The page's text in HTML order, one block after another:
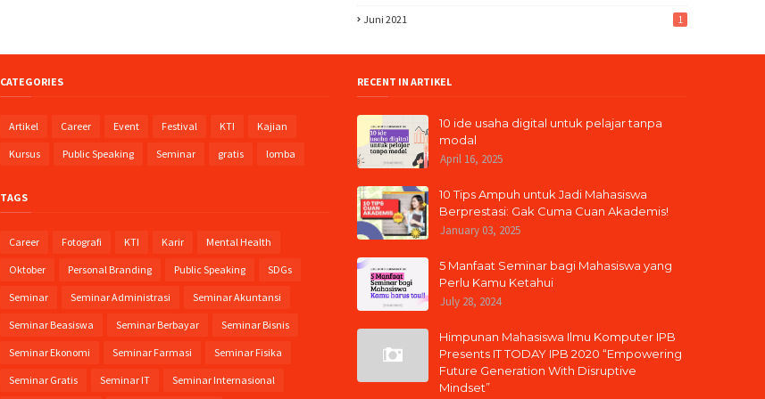
Juni 2021 1
CATEGORIES
Artikel Career Event Festival KTI Kajian
Kursus Public Speaking Seminar gratis lomba
TAGS
Career Fotografi KTI Karir Mental Health
Oktober Personal Branding Public Speaking SDGs
Seminar Seminar Administrasi Seminar Akuntansi
Seminar Beasiswa Seminar Berbayar Seminar Bisnis
Seminar Ekonomi Seminar Farmasi Seminar Fisika
Seminar Gratis Seminar IT Seminar Internasional
RECENT IN ARTIKEL
10 ide usaha digital untuk pelajar tanpa
modal
April 16, 2025
10 Tips Ampuh untuk Jadi Mahasiswa
Berprestasi: Gak Cuma Cuan Akademis!
January 03, 2025
5 Manfaat Seminar bagi Mahasiswa yang
Perlu Kamu Ketahui
July 28, 2024
Himpunan Mahasiswa Ilmu Komputer IPB
Presents IT TODAY IPB 2020 “Empowering
Future Generation With Disruptive
Mindset”